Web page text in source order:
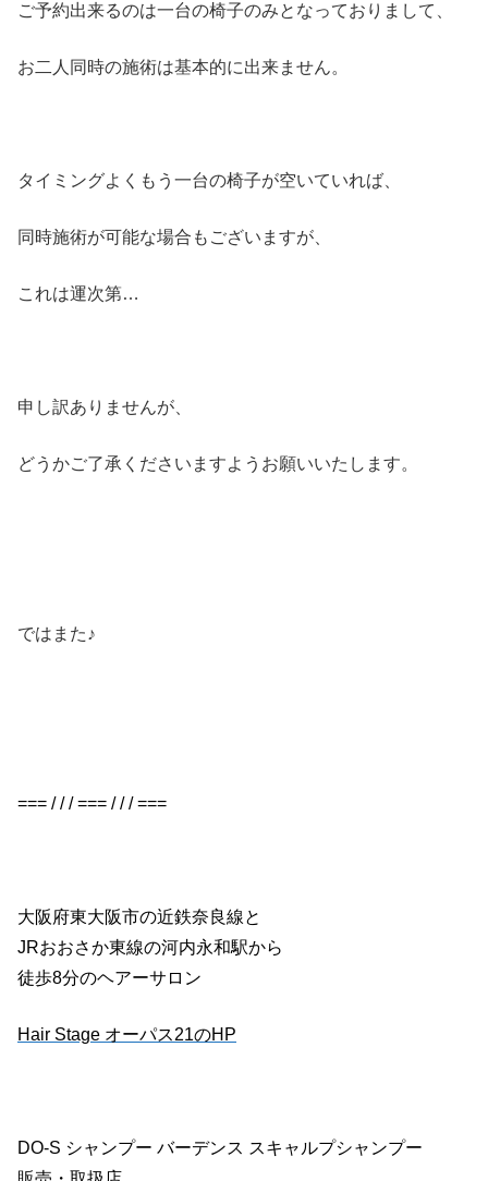
ご予約出来るのは一台の椅子のみとなっておりまして、
お二人同時の施術は基本的に出来ません。
タイミングよくもう一台の椅子が空いていれば、
同時施術が可能な場合もございますが、
これは運次第…
申し訳ありませんが、
どうかご了承くださいますようお願いいたします。
ではまた♪
=== / / / === / / / ===
大阪府東大阪市の近鉄奈良線と
JRおおさか東線の河内永和駅から
徒歩8分のヘアーサロン
Hair Stage オーパス21のHP
DO-S シャンプー バーデンス スキャルプシャンプー